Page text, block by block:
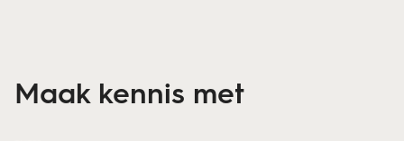
Maak kennis met